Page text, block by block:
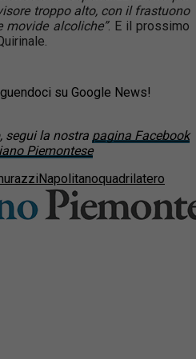
troppo alto, con il frastuono
movide alcoliche”. E il prossimo
su Google News!
, segui la nostra pagina Facebook
Piemontese
Napolitanoquadrilatero